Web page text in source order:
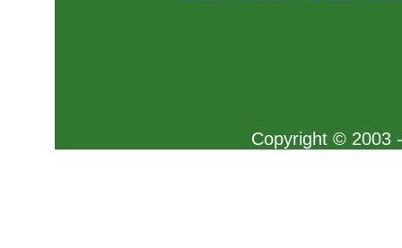
Copyright © 2003